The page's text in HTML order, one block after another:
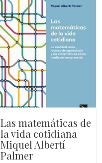
Las matemáticas de
la vida cotidiana
Miquel Albertí
Palmer